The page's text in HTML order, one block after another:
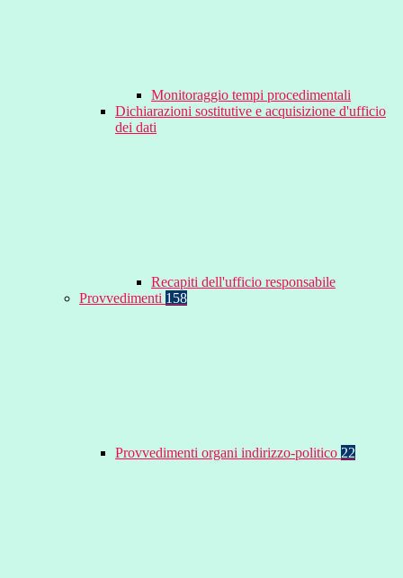
Monitoraggio tempi procedimentali
Dichiarazioni sostitutive e acquisizione d'ufficio
dei dati
Recapiti dell'ufficio responsabile
Provvedimenti 158
Provvedimenti organi indirizzo-politico 22